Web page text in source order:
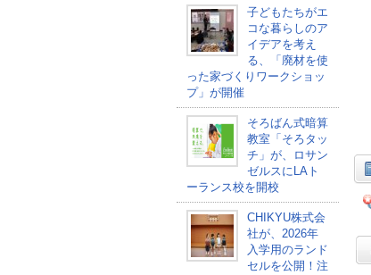
子どもたちがエ
コな暮らしのア
イデアを考え
る、「廃材を使
った家づくりワークショッ
プ」が開催
そろばん式暗算
教室「そろタッ
チ」が、ロサン
ゼルスにLAト
ーランス校を開校
CHIKYU株式会
社が、2026年
入学用のランド
セルを公開！注